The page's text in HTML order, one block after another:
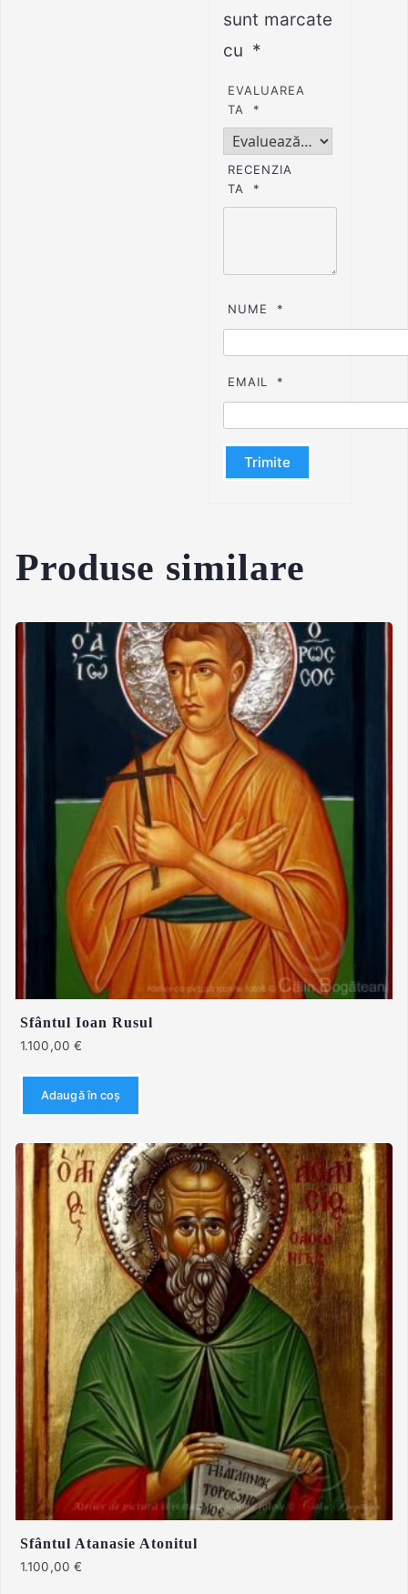
sunt marcate
cu *
EVALUAREA
TA
*
RECENZIA
TA
*
NUME *
EMAIL *
Produse similare
Sfântul Ioan Rusul
1.100,00 €
Adaugă în coș
Sfântul Atanasie Atonitul
1.100,00 €